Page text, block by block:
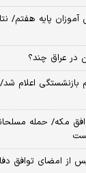
پایه هفتم/
در عراق چند؟
مکه/ حمله
از امضای توافق